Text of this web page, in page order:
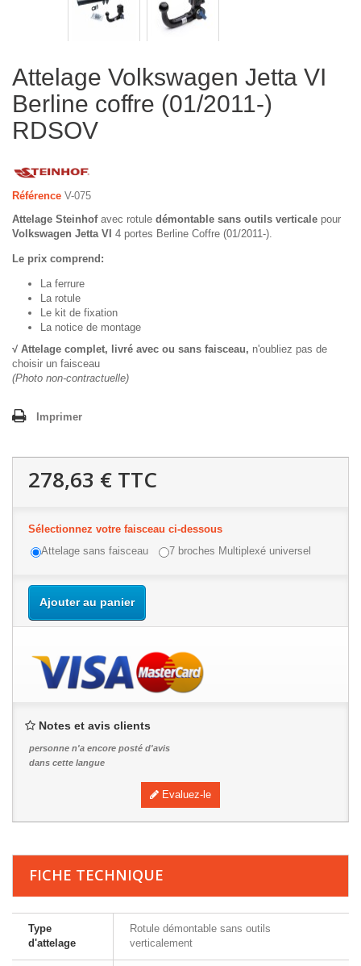
Attelage Volkswagen Jetta VI
Berline coffre (01/2011-)
RDSOV
Référence V-075
Attelage Steinhofavec rotule démontable sans outils verticale pour
Volkswagen Jetta VI 4 portes Berline Coffre (01/2011-).
Le prix comprend:
La ferrure
La rotule
Le kit de fixation
La notice de montage
√ Attelage complet, livré avec ou sans faisceau, n'oubliez pas de
choisir un faisceau
(Photo non-contractuelle)
Imprimer
278,63 € TTC
Sélectionnez votre faisceau ci-dessous
Attelage sans faisceau
7 broches Multiplexé universel
Ajouter au panier
Notes et avis clients
personne n'a encore posté d'avis
dans cette langue
Evaluez-le
FICHE TECHNIQUE
Type
d'attelage
Rotule démontable sans outils
verticalement